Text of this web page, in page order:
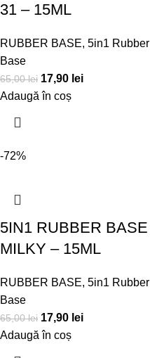
31 – 15ML
RUBBER BASE, 5in1 Rubber
Base
65,00lei 17,90 lei
Adaugă în coș
-72%
5IN1 RUBBER BASE
MILKY – 15ML
RUBBER BASE, 5in1 Rubber
Base
65,00lei 17,90 lei
Adaugă în coș